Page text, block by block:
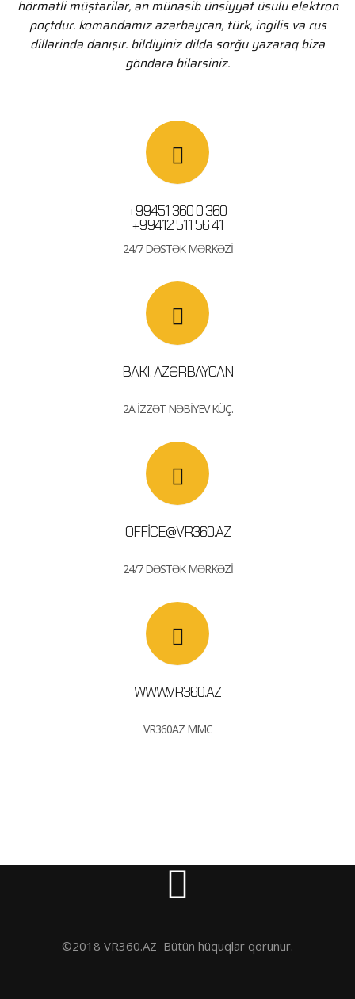
hörmətli müştərilər, ən münasib ünsiyyət üsulu elektron
poçtdur. komandamız azərbaycan, türk, i̇ngilis və rus
dillərində danışır. bildiyiniz dildə sorğu yazaraq bizə
göndərə bilərsiniz.
+99451 360 0 360
+99412 511 56 41
24/7 DƏSTƏK MƏRKƏZI
BAKI, AZƏRBAYCAN
2A İZZƏT NƏBİYEV KÜÇ.
OFFICE@VR360.AZ
24/7 DƏSTƏK MƏRKƏZI
WWW.VR360.AZ
VR360AZ MMC
©2018 VR360.AZ Bütün hüquqlar qorunur.